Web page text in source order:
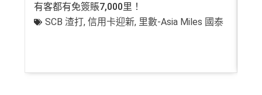
有客都有免簽賬7,000里！
SCB 渣打,信用卡迎新, 里數-Asia Miles 國泰